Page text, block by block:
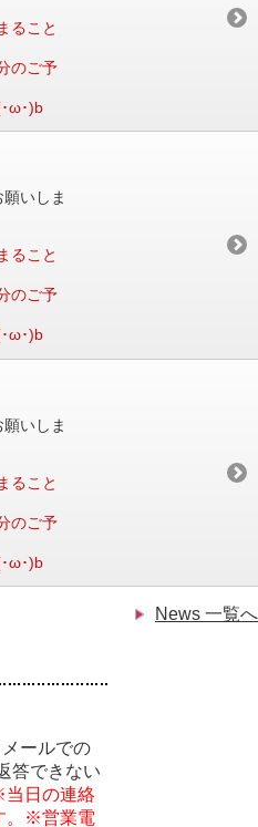
ること
のご予
ω･)b
いしま
ること
のご予
ω･)b
いしま
ること
のご予
ω･)b
News 一覧へ
ールでの
答できない
日の連絡
。※営業電